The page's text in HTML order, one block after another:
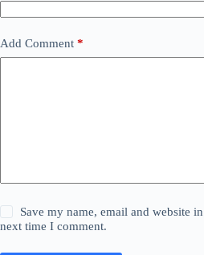
Add Comment *
Save my name, email and website
next time I comment.